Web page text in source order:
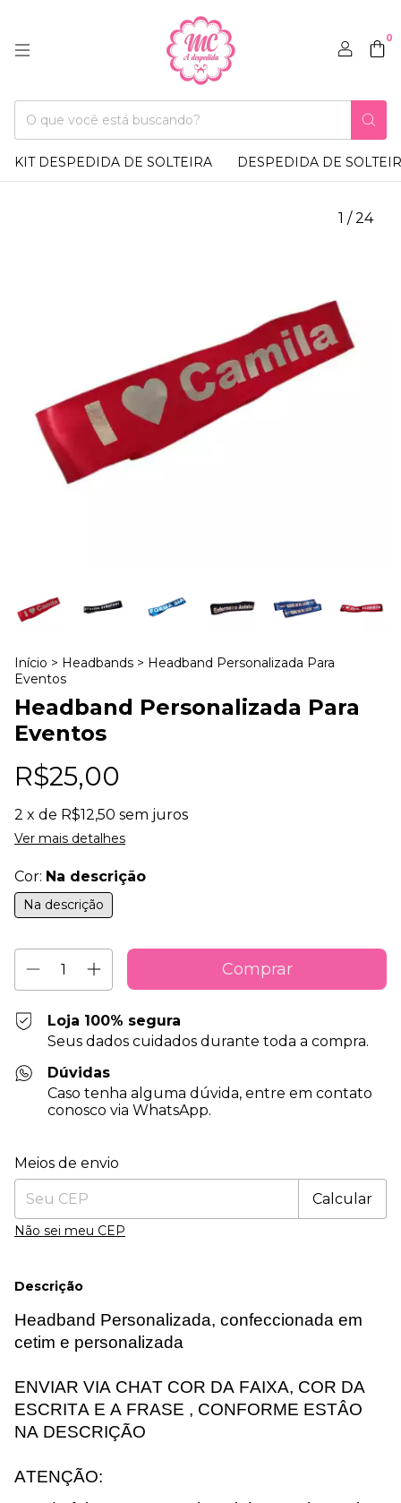
0
KIT DESPEDIDA DE SOLTEIRA DESPEDIDA DE
1 /24
Início > Headbands > Headband Personalizada Para
Eventos
Headband Personalizada Para
Eventos
R$25,00
2 x de R$12,50 sem juros
Ver mais detalhes
Cor: Na descrição
Na descrição
Loja 100% segura
Seus dados cuidados durante toda a compra.
Dúvidas
Caso tenha alguma dúvida, entre em contato
conosco via WhatsApp.
Entregas para o CEP:
Meios de envio
Calcular
Não sei meu CEP
Descrição
Headband Personalizada, confeccionada em
cetim e personalizada
ENVIAR VIA CHAT COR DA FAIXA, COR DA
ESCRITA E A FRASE , CONFORME ESTÂO
NA DESCRIÇÃO
ATENÇÃO: